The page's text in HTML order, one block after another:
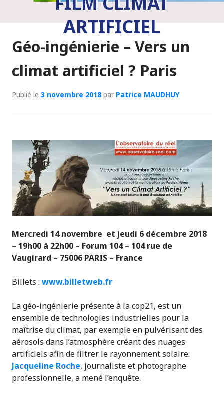
ARTIFICIEL
Géo-ingénierie – Vers un
climat artificiel ? Paris
Publié le 3 novembre 2018par Patrice MAUDHUY
Mercredi 14 novembre et jeudi 6 décembre 2018
– 19h00 à 22h00 – Forum 104 – 104 rue de
Vaugirard – 75006 PARIS – France
Billets : www.billetweb.fr
La géo-ingénierie présente à la cop21, est un
ensemble de technologies industrielles pour la
maîtrise du climat, par exemple en pulvérisant des
aérosols dans l’atmosphère créant des nuages
artificiels afin de filtrer le rayonnement solaire.
Jacqueline Roche, journaliste et photographe
professionnelle, a mené l’enquête.